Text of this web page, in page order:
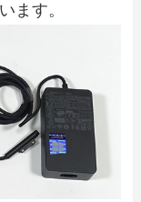
ます。